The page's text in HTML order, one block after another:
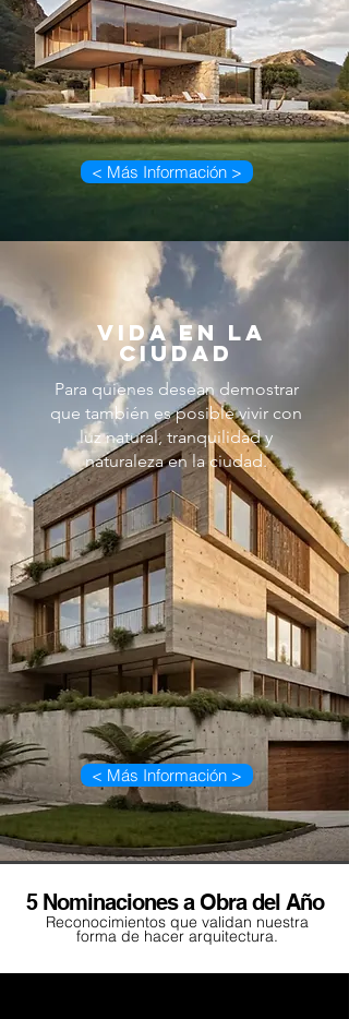
< Más Información >
VIDA EN LA
CIUDAD
Para quienes desean demostrar
que también es posible vivir con
luz natural, tranquilidad y
naturaleza en la ciudad.
< Más Información >
5 Nominaciones a Obra del Año
Reconocimientos que validan nuestra
forma de hacer arquitectura.